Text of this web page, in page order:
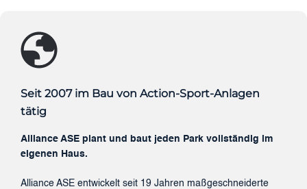
Seit 2007 im Bau von Action-Sport-Anlagen
tätig
Alliance ASE plant und baut jeden Park vollständig im
eigenen Haus.
Alliance ASE entwickelt seit 19 Jahren maßgeschneiderte